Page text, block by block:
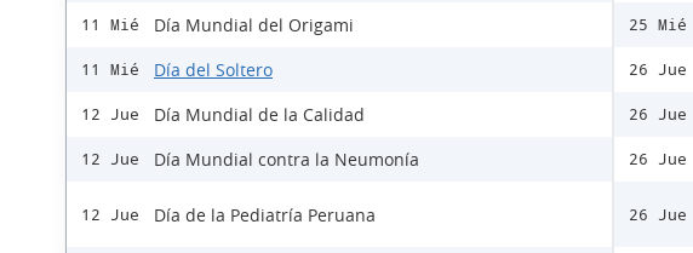
11 Mié Día Mundial del Origami
11 Mié Día del Soltero
12 Jue Día Mundial de la Calidad
12 Jue Día Mundial contra la Neumonía
12 Jue Día de la Pediatría Peruana
25 Mié
26 Jue
26 Jue
26 Jue
26 Jue